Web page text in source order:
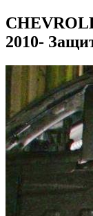
2010-